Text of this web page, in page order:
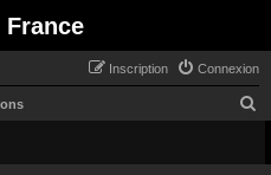
France
Connexion
Inscription